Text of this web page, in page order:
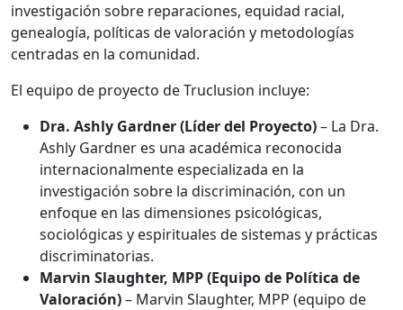
investigación sobre reparaciones, equidad racial,
genealogía, políticas de valoración y metodologías
centradas en la comunidad.
El equipo de proyecto de Truclusion incluye:
Dra. Ashly Gardner (Líder del Proyecto)– La Dra.
Ashly Gardner es una académica reconocida
internacionalmente especializada en la
investigación sobre la discriminación, con un
enfoque en las dimensiones psicológicas,
sociológicas y espirituales de sistemas y prácticas
discriminatorias.
Marvin Slaughter, MPP (Equipo de Política de
Valoración)– Marvin Slaughter, MPP (equipo de